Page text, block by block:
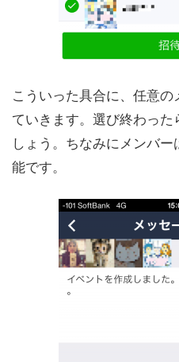
こういった具合に、任意
ていきます。選び終わっ
しょう。ちなみにメンバ
能です。